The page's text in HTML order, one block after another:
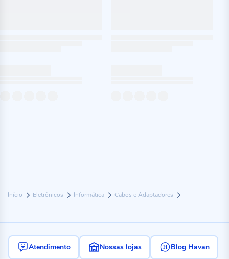
Início Eletrônicos Informática Cabos e Adaptadores
Atendimento Nossas lojas Blog Havan